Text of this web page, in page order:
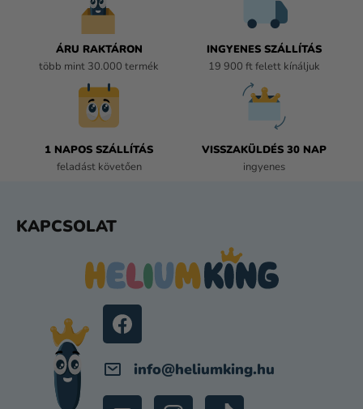
ÁRU RAKTÁRON
több mint 30.000 termék
INGYENES SZÁLLÍTÁS
19 900 ft felett kínáljuk
1 NAPOS SZÁLLÍTÁS
feladást követően
VISSZAKÜLDÉS 30 NAP
ingyenes
KAPCSOLAT
info@heliumking.hu